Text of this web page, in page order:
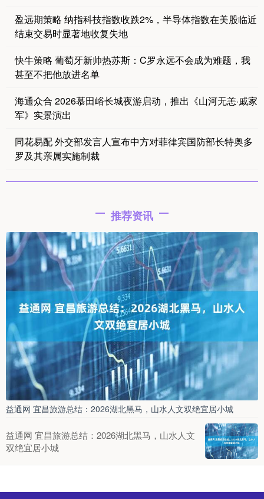
盈远期策略 纳指科技指数收跌2%，半导体指数在美股临近
结束交易时显著地收复失地
快牛策略 葡萄牙新帅热苏斯：C罗永远不会成为难题，我
甚至不把他放进名单
海通众合 2026慕田峪长城夜游启动，推出《山河无恙·戚家
军》实景演出
同花易配 外交部发言人宣布中方对菲律宾国防部长特奥多
罗及其亲属实施制裁
推荐资讯
益通网 宜昌旅游总结：2026湖北黑马，山水人文双绝宜居小城
益通网 宜昌旅游总结：2026湖北黑马，山水人文
双绝宜居小城